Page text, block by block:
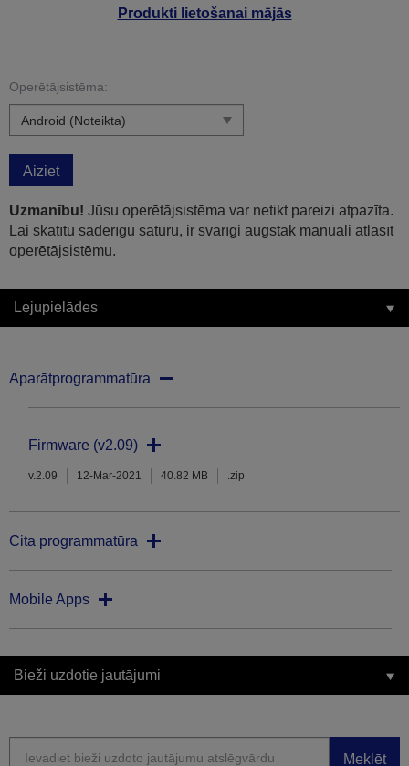
Produkti lietošanai mājās
Operētājsistēma:
Aiziet
Uzmanību! Jūsu operētājsistēma var netikt pareizi atpazīta.
Lai skatītu saderīgu saturu, ir svarīgi augstāk manuāli atlasīt
operētājsistēmu.
Lejupielādes
Aparātprogrammatūra
Firmware (v2.09)
v.2.09 12-Mar-2021 40.82 MB .zip
Cita programmatūra
Mobile Apps
Bieži uzdotie jautājumi
Meklēt